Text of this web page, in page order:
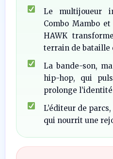
Le multijoueur
Combo Mambo
HAWK
terrain de bataille
La bande-son,
hip-hop, qui
prolonge
L’éditeur de
qui nourrit une